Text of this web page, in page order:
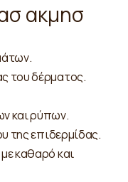
ακμησ
του δέρματος.
και ρύπων.
της επιδερμίδας.
καθαρό και